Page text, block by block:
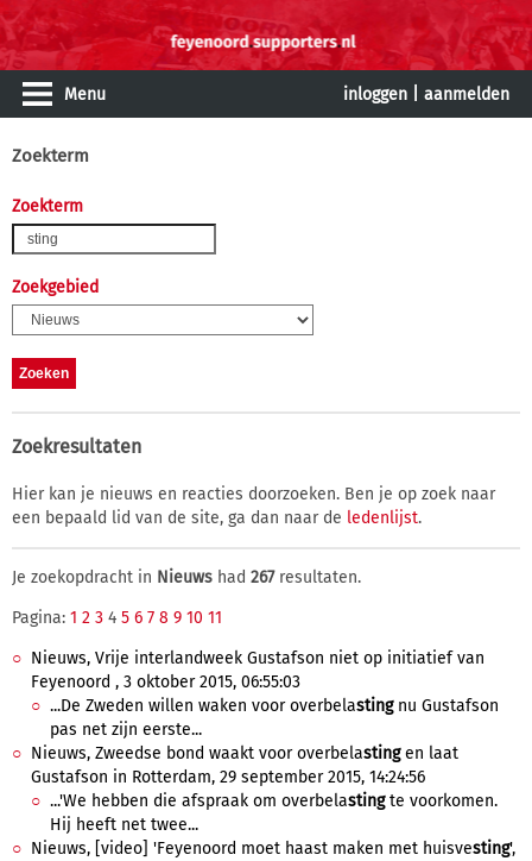
Menu inloggen aanmelden
Zoekterm
Zoekterm
Zoekgebied
Zoekresultaten
Hier kan je nieuws en reacties doorzoeken. Ben je op zoek naar
een bepaald lid van de site, ga dan naar de ledenlijst.
Je zoekopdracht in Nieuws had 267resultaten.
Pagina: 1 2 3 4 5 6 7 8 9 10 11
Nieuws, Vrije interlandweek Gustafson niet op initiatief van
Feyenoord , 3 oktober 2015, 06:55:03
...De Zweden willen waken voor overbelastingnu Gustafson
pas net zijn eerste...
Nieuws, Zweedse bond waakt voor overbelastingen laat
Gustafson in Rotterdam, 29 september 2015, 14:24:56
...'We hebben die afspraak om overbelastingte voorkomen.
Hij heeft net twee...
Nieuws, [video] 'Feyenoord moet haast maken met huisvesting',